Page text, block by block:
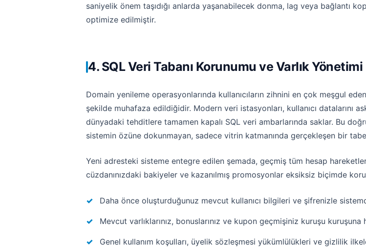
saniyelik önem taşıdığı anlarda yaşanabilecek donma, lag veya bağlantı
optimize edilmiştir.
4. SQL Veri Tabanı Korunumu ve Varlık Yönetimi
Domain yenileme operasyonlarında kullanıcıların zihnini en çok meşgul
şekilde muhafaza edildiğidir. Modern veri istasyonları, kullanıcı datalarını
dünyadaki tehditlere tamamen kapalı SQL veri ambarlarında saklar. Bu
sistemin özüne dokunmayan, sadece vitrin katmanında gerçekleşen bir
Yeni adresteki sisteme entegre edilen şemada, geçmiş tüm hesap
cüzdanınızdaki bakiyeler ve kazanılmış promosyonlar eksiksiz biçimde
Daha önce oluşturduğunuz mevcut kullanıcı bilgileri ve şifrenizle
Mevcut varlıklarınız, bonuslarınız ve kupon geçmişiniz kuruşu kuruşuna
Genel kullanım koşulları, üyelik sözleşmesi yükümlülükleri ve gizlilik